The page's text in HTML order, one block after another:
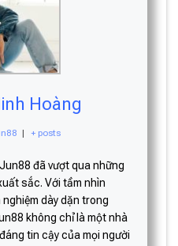
Hoàng
| + posts
đã vượt qua những
sắc. Với tầm nhìn
dày dặn trong
không chỉ là một nhà
tin cậy của mọi người